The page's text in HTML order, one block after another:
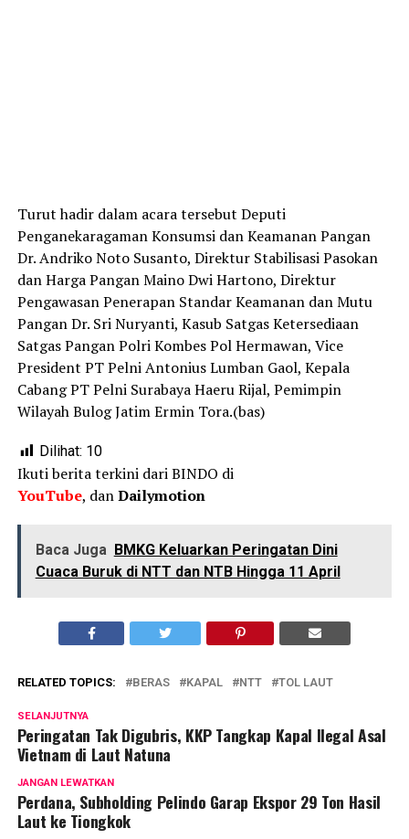
Turut hadir dalam acara tersebut Deputi
Penganekaragaman Konsumsi dan Keamanan Pangan
Dr. Andriko Noto Susanto, Direktur Stabilisasi Pasokan
dan Harga Pangan Maino Dwi Hartono, Direktur
Pengawasan Penerapan Standar Keamanan dan Mutu
Pangan Dr. Sri Nuryanti, Kasub Satgas Ketersediaan
Satgas Pangan Polri Kombes Pol Hermawan, Vice
President PT Pelni Antonius Lumban Gaol, Kepala
Cabang PT Pelni Surabaya Haeru Rijal, Pemimpin
Wilayah Bulog Jatim Ermin Tora.(bas)
Dilihat: 10
Ikuti berita terkini dari BINDO di
YouTube, danDailymotion
Baca Juga BMKG Keluarkan Peringatan Dini
Cuaca Buruk di NTT dan NTB Hingga 11 April
RELATED TOPICS: BERAS KAPAL NTT TOL LAUT
SELANJUTNYA
Peringatan Tak Digubris, KKP Tangkap Kapal Ilegal Asal
Vietnam di Laut Natuna
JANGAN LEWATKAN
Perdana, Subholding Pelindo Garap Ekspor 29 Ton Hasil
Laut ke Tiongkok